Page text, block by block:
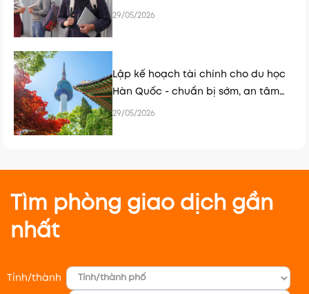
29/05/2026
Lập kế hoạch tài chính cho du học
Hàn Quốc - chuẩn bị sớm, an tâm
hơn
29/05/2026
Tìm phòng giao dịch gần
nhất
Tỉnh/thành